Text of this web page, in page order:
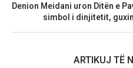
Denion Meidani uron Ditën e
simbol i dinjitetit,
ARTIKUJ TË